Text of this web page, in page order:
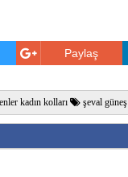
Paylaş
kadın kolları şeval güneş